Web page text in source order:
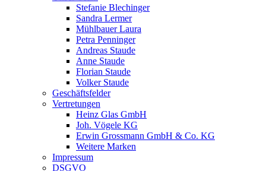
Stefanie Blechinger
Sandra Lermer
Mühlbauer Laura
Petra Penninger
Andreas Staude
Anne Staude
Florian Staude
Volker Staude
Geschäftsfelder
Vertretungen
Heinz Glas GmbH
Joh. Vögele KG
Erwin Grossmann GmbH & Co. KG
Weitere Marken
Impressum
DSGVO